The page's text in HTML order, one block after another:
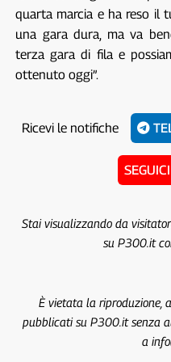
quarta marcia e ha reso il
una gara dura, ma va
terza gara di fila e
ottenuto oggi”.
Ricevi le notifiche
Stai visualizzando da
su P300.it
È vietata la riproduzione,
pubblicati su P300.it senza
a